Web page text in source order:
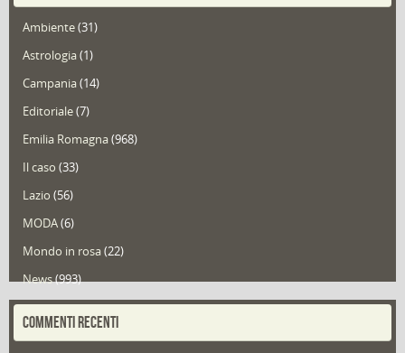
Ambiente(31)
Astrologia(1)
Campania(14)
Editoriale(7)
Emilia Romagna(968)
Il caso (33)
Lazio (56)
MODA(6)
Mondo in rosa(22)
News(993)
Portfolio(1)
COMMENTI RECENTI